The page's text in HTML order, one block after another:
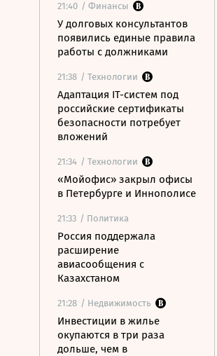
21:40 / Финансы
У долговых консультантов
появились единые правила
работы с должниками
21:38 / Технологии
Адаптация IT-систем под
российские сертификаты
безопасности потребует
вложений
21:34 / Технологии
«Мойофис» закрыл офисы
в Петербурге и Иннополисе
21:33 / Политика
Россия поддержала
расширение
авиасообщения с
Казахстаном
21:28 / Недвижимость
Инвестиции в жилье
окупаются в три раза
дольше, чем в